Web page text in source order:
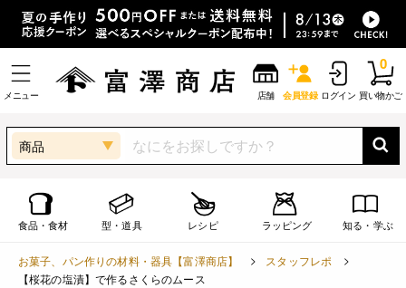
メニュー 店舗 会員登録 ログイン 買い物かご
0
商品
食品・食材 型・道具 レシピ ラッピング 知る・学ぶ
お菓子、パン作りの材料・器具【富澤商店】
スタッフレポ
【桜花の塩漬】で作るさくらのムース